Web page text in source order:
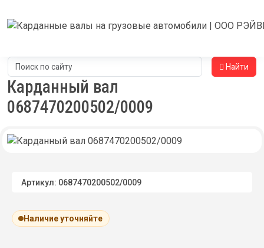
Найти
Карданный вал
0687470200502/0009
Артикул: 0687470200502/0009
Наличие уточняйте